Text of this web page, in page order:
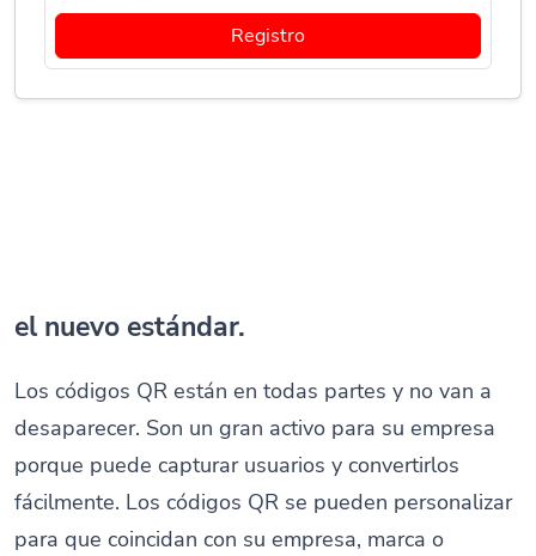
Registro
el nuevo estándar.
Los códigos QR están en todas partes y no van a
desaparecer. Son un gran activo para su empresa
porque puede capturar usuarios y convertirlos
fácilmente. Los códigos QR se pueden personalizar
para que coincidan con su empresa, marca o